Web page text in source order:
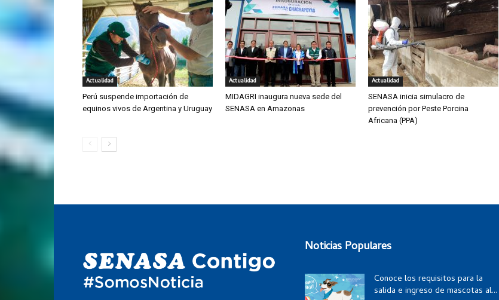
Actualidad
Perú suspende importación de
equinos vivos de Argentina y Uruguay
Actualidad
MIDAGRI inaugura nueva sede del
SENASA en Amazonas
Actualidad
SENASA inicia simulacro de
prevención por Peste Porcina
Africana (PPA)
Noticias Populares
Conoce los requisitos para la
salida e ingreso de mascotas al...